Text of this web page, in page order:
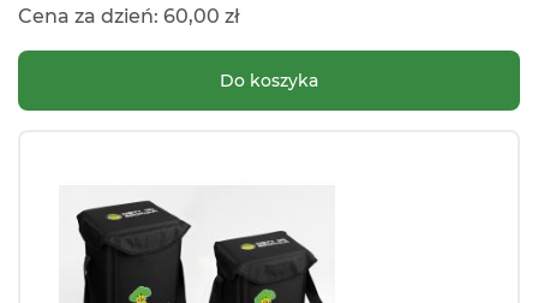
Cena za dzień: 60,00 zł
Do koszyka